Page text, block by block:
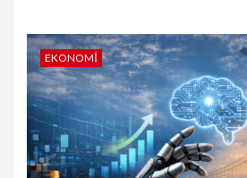
EKONOMI